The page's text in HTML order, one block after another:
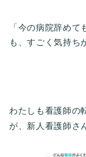
「今の病院辞め
も、すごく気持ち
わたしも看護師の
が、新人看護師さ